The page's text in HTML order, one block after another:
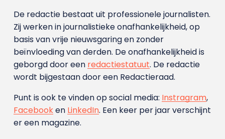
De redactie bestaat uit professionele journalisten.
Zij werken in journalistieke onafhankelijkheid, op
basis van vrije nieuwsgaring en zonder
beïnvloeding van derden. De onafhankelijkheid is
geborgd door een redactiestatuut. De redactie
wordt bijgestaan door een Redactieraad.
Punt is ook te vinden op social media: Instragram,
Facebooken LinkedIn. Een keer per jaar verschijnt
er een magazine.